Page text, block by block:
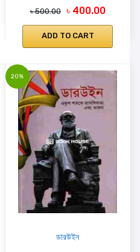
৳ 500.00 ৳ 400.00
ADD TO CART
20%
ডারউইন